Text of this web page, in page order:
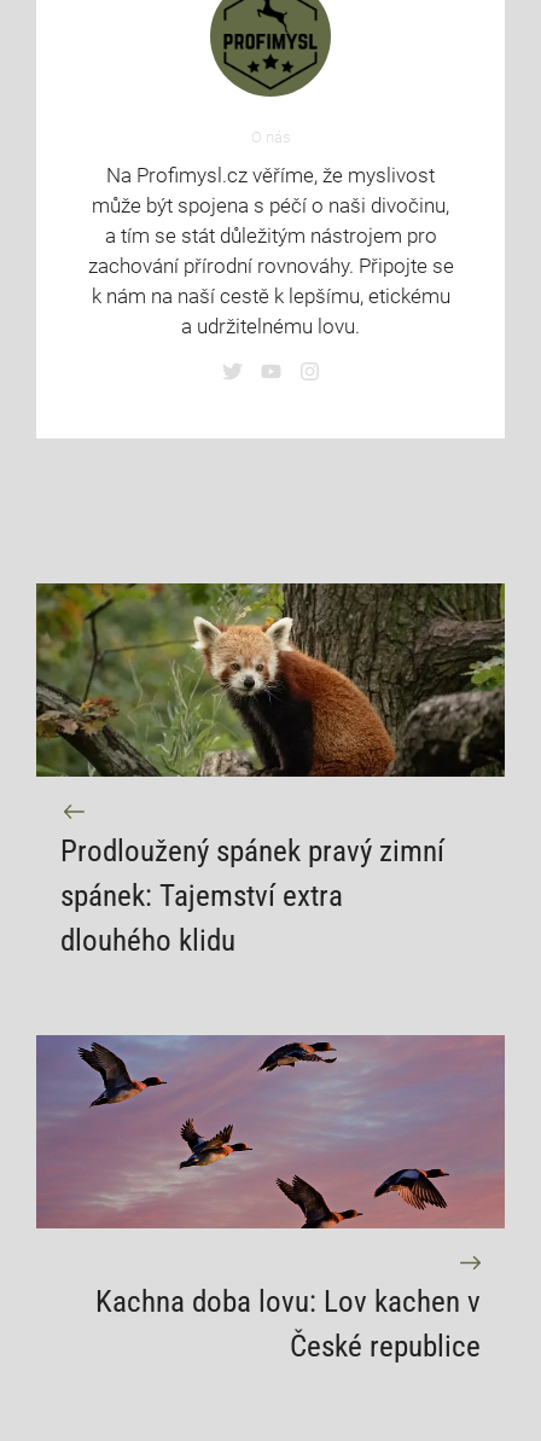
O nás
Na Profimysl.cz věříme, že myslivost
může být spojena s péčí o naši divočinu,
a tím se stát důležitým nástrojem pro
zachování přírodní rovnováhy. Připojte se
k nám na naší cestě k lepšímu, etickému
a udržitelnému lovu.
Prodloužený spánek pravý zimní
spánek: Tajemství extra
dlouhého klidu
Kachna doba lovu: Lov kachen v
České republice